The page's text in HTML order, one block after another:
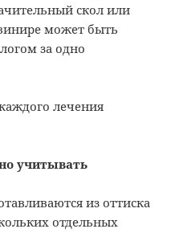
скол или
может быть
за одно
лечения
учитывать
из оттиска
отдельных